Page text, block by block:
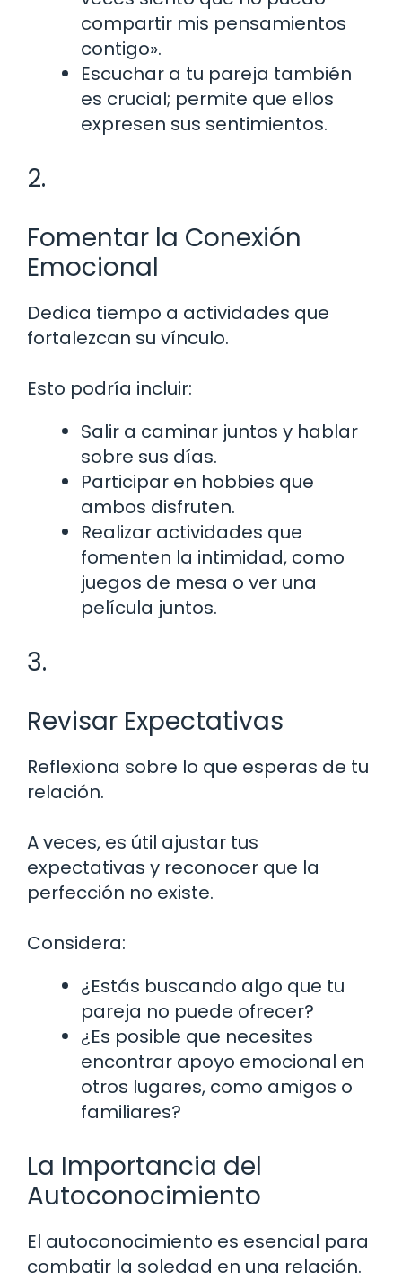
compartir mis pensamientos
contigo».
Escuchar a tu pareja también
es crucial; permite que ellos
expresen sus sentimientos.
2.
Fomentar la Conexión
Emocional
Dedica tiempo a actividades que
fortalezcan su vínculo.
Esto podría incluir:
Salir a caminar juntos y hablar
sobre sus días.
Participar en hobbies que
ambos disfruten.
Realizar actividades que
fomenten la intimidad, como
juegos de mesa o ver una
película juntos.
3.
Revisar Expectativas
Reflexiona sobre lo que esperas de tu
relación.
A veces, es útil ajustar tus
expectativas y reconocer que la
perfección no existe.
Considera:
¿Estás buscando algo que tu
pareja no puede ofrecer?
¿Es posible que necesites
encontrar apoyo emocional en
otros lugares, como amigos o
familiares?
La Importancia del
Autoconocimiento
El autoconocimiento es esencial para
combatir la soledad en una relación.